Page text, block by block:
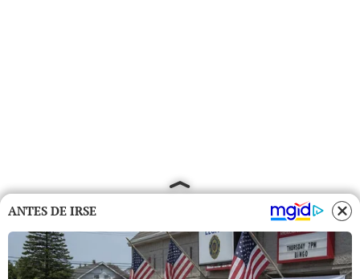
ANTES DE IRSE